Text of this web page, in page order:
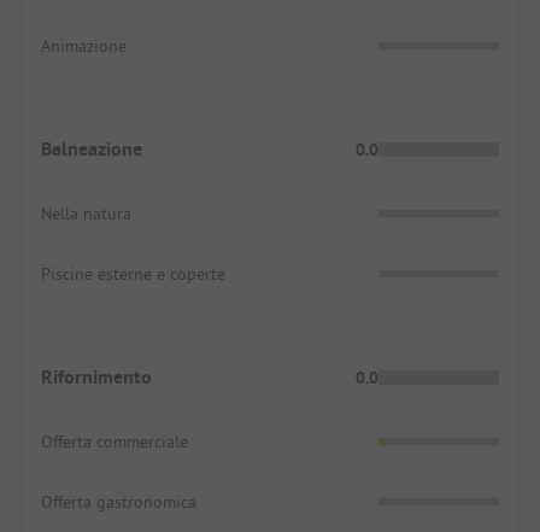
Animazione
Balneazione 0.0
Nella natura
Piscine esterne e coperte
Rifornimento 0.0
Offerta commerciale
Offerta gastronomica